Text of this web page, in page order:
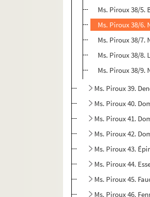
Ms. Piroux 38/5.
Ms. Piroux 38/6.
Ms. Piroux 38/7.
Ms. Piroux 38/8.
Ms. Piroux 38/9.
Ms. Piroux 39.
Ms. Piroux 40.
Ms. Piroux 41.
Ms. Piroux 42.
Ms. Piroux 43.
Ms. Piroux 44.
Ms. Piroux 45.
Ms. Piroux 46.